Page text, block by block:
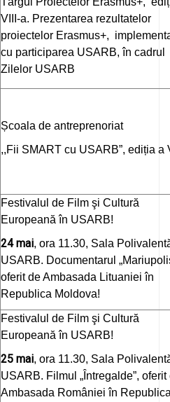
VIII-a. Prezentarea rezultatelor
proiectelor Erasmus+,
cu participarea USARB, în cadrul
Zilelor USARB
Școala de antreprenoriat
,,Fii SMART cu USARB”, ediția a
Festivalul de Film şi Cultură
Europeană în USARB!
24 mai, ora 11.30, Sala
USARB. Documentarul
oferit de Ambasada Lituaniei în
Republica Moldova!
Festivalul de Film şi Cultură
Europeană în USARB!
25 mai, ora 11.30, Sala
USARB. Filmul „Întregalde”, oferit
Ambasada României în